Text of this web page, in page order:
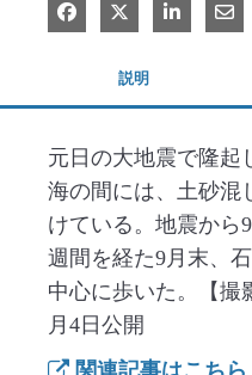
Facebook で共有
Xで共有する
LinkedIn
説明
元日の大地震で隆起
海の間には、土砂混
けている。地震から
週間を経た9月末、
中心に歩いた。【撮
月4日公開
関連記事はこちら